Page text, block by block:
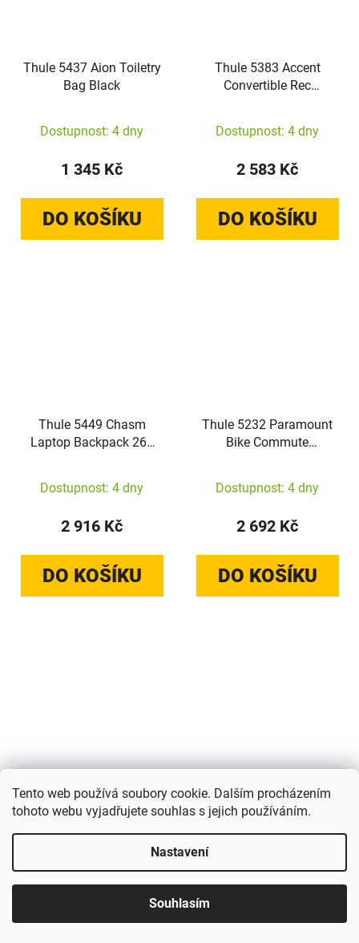
Tento web používá soubory cookie. Dalším procházením
tohoto webu vyjadřujete souhlas s jejich používáním.
Nastavení
Souhlasím
Thule 5437 Aion Toiletry
Bag Black
Dostupnost: 4 dny
1 345 Kč
DO KOŠÍKU
Thule 5383 Accent
Convertible Rec
Dostupnost: 4 dny
2 583 Kč
DO KOŠÍKU
Thule 5449 Chasm
Laptop Backpack 26L
Dostupnost: 4 dny
2 916 Kč
DO KOŠÍKU
Thule 5232 Paramount
Bike Commute
Dostupnost: 4 dny
2 692 Kč
DO KOŠÍKU
Duffel Bag 30L Golden
Brown
2 799 Kč
Bag Dark Slate
1 285 Kč